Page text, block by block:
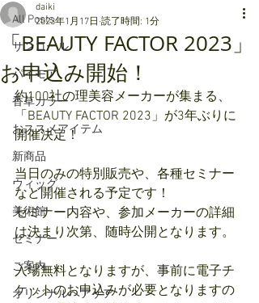
All Posts
サンコール
パイモア
香草カラー
おススメアイテム
新商品
ウィッグ
美術館
セミナー
ご案内
オリジナルヘアケア
「BEAUTY FACTOR 2023」
お申込み開始！
daiki
2023年1月17日 読了時間: 1分
約100社の理美容メーカーが集まる、
「BEAUTY FACTOR 2023」が3年ぶりに
開催決定！
当日のみの特別販売や、各種セミナー
など開催される予定です！
セミナー内容や、参加メーカーの詳細
は決まり次第、随時公開となります。
入場無料となりますが、事前に電子チ
ケットのお申込みが必要となりますの